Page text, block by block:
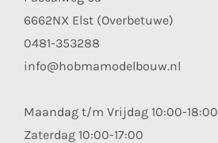
6662NX Elst (Overbetuwe)
0481-353288
info@hobmamodelbouw.nl
Maandag t/m Vrijdag 10:00-18:00
Zaterdag 10:00-17:00